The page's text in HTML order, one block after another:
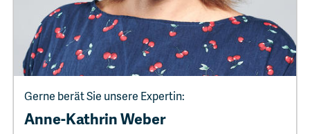
Gerne berät Sie unsere Expertin:
Anne-Kathrin Weber